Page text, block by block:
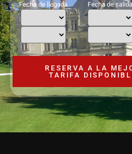
Fecha de llegada Fecha de